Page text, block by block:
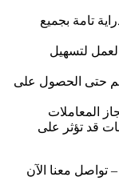
تامة بجميع
لتسهيل
حتى الحصول على
المعاملات
قد تؤثر على
ابدأ رحلتك نحو حلول عمالية مثالية مع nouran – تواصل معنا الآن